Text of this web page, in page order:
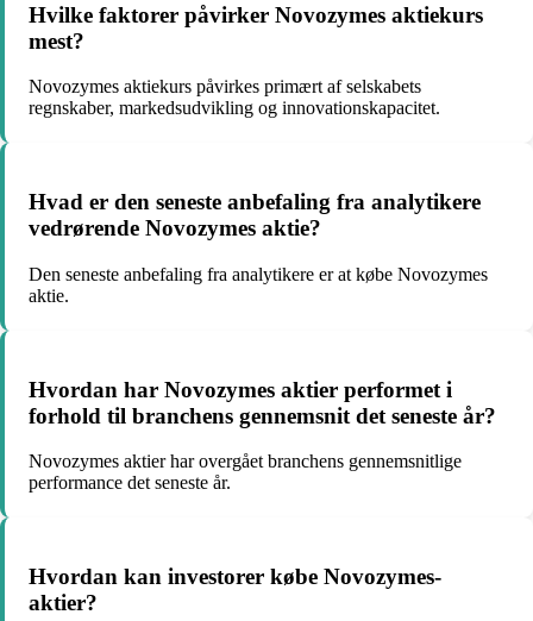
Hvilke faktorer påvirker Novozymes aktiekurs
mest?
Novozymes aktiekurs påvirkes primært af selskabets
regnskaber, markedsudvikling og innovationskapacitet.
Hvad er den seneste anbefaling fra analytikere
vedrørende Novozymes aktie?
Den seneste anbefaling fra analytikere er at købe Novozymes
aktie.
Hvordan har Novozymes aktier performet i
forhold til branchens gennemsnit det seneste år?
Novozymes aktier har overgået branchens gennemsnitlige
performance det seneste år.
Hvordan kan investorer købe Novozymes-
aktier?